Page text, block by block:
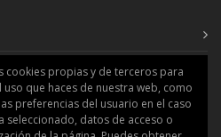
cookies propias y de terceros para
uso que haces de nuestra web, como
preferencias del usuario en el caso
seleccionado, datos de acceso o